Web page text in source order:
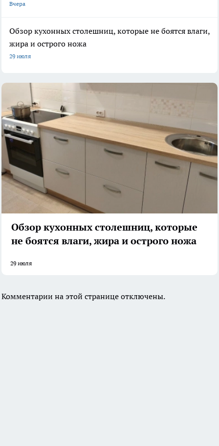
Вчера
Обзор кухонных столешниц, которые не боятся влаги,
жира и острого ножа
29 июля
Обзор кухонных столешниц, которые
не боятся влаги, жира и острого ножа
29 июля
Комментарии на этой странице отключены.